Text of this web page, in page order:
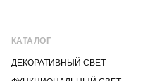
КАТАЛОГ
ДЕКОРАТИВНЫЙ СВЕТ